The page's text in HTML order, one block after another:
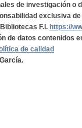
de investigación o
exclusiva
F.I. https://
de datos contenidos
de calidad